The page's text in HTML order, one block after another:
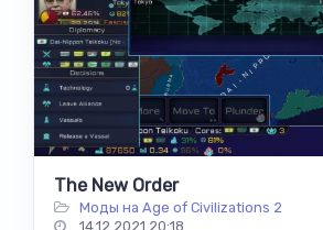
The New Order
Моды на Age of Civilizations 2
14.12.2021 20:18